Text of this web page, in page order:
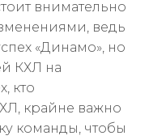
внимательно
ведь
«Динамо», но
КХЛ на
кто
крайне важно
команды, чтобы